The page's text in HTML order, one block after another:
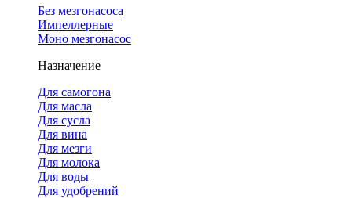
Без мезгонасоса
Импеллерные
Моно мезгонасос
Назначение
Для самогона
Для масла
Для сусла
Для вина
Для мезги
Для молока
Для воды
Для удобрений